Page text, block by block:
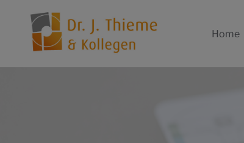
springen
Home